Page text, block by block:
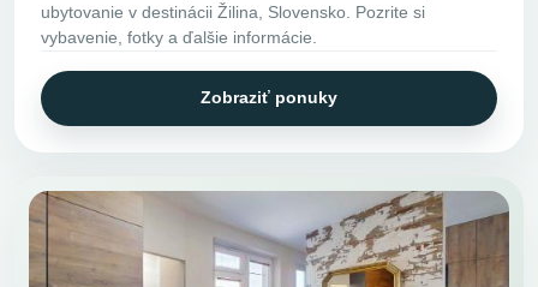
ubytovanie v destinácii Žilina, Slovensko. Pozrite si
vybavenie, fotky a ďalšie informácie.
Zobraziť ponuky